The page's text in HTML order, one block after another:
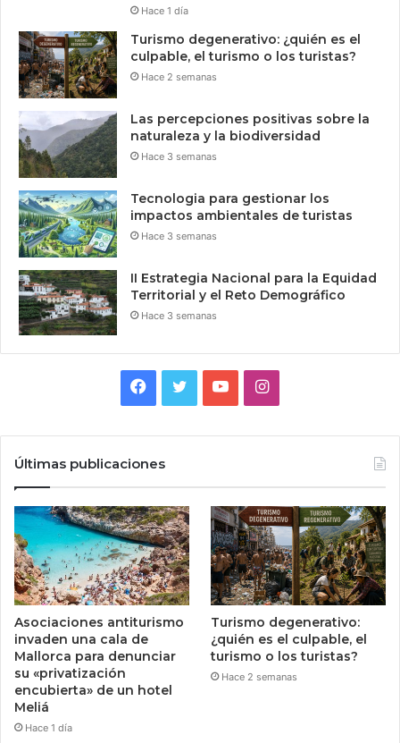
Hace 1 día
Turismo degenerativo: ¿quién es el
culpable, el turismo o los turistas?
Hace 2 semanas
Las percepciones positivas sobre la
naturaleza y la biodiversidad
Hace 3 semanas
Tecnologia para gestionar los
impactos ambientales de turistas
Hace 3 semanas
II Estrategia Nacional para la Equidad
Territorial y el Reto Demográfico
Hace 3 semanas
Facebook
TwitterYouTubeInstagram
Últimas publicaciones
Asociaciones antiturismo
invaden una cala de
Mallorca para denunciar
su «privatización
encubierta» de un hotel
Meliá
Hace 1 día
Turismo degenerativo:
¿quién es el culpable, el
turismo o los turistas?
Hace 2 semanas